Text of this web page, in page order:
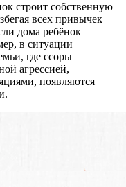
строит собственную
всех привычек
дома ребёнок
в ситуации
где ссоры
агрессией,
появляются